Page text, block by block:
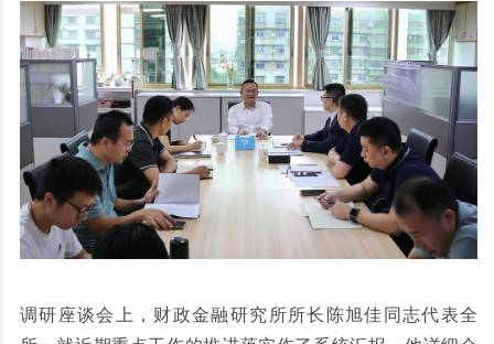
调研座谈会上，财政金融研究所所长陈旭佳同志代表全